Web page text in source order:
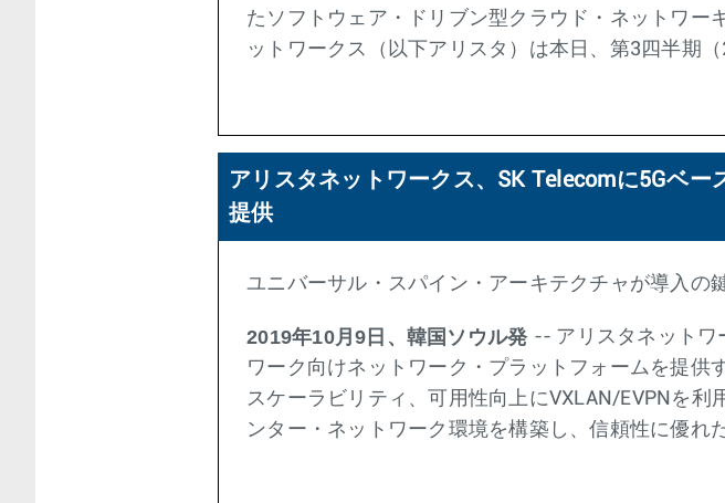
たソフトウェア・ドリブン型クラウド・ネットワー
ットワークス（以下アリスタ）は本日、第3四半期
アリスタネットワークス、SK Telecomに5Gベ
提供
ユニバーサル・スパイン・アーキテクチャが導入の
2019年10月9日、韓国ソウル発 -- アリスタネットワ
ワーク向けネットワーク・プラットフォームを提供
スケーラビリティ、可用性向上にVXLAN/EVPNを
ンター・ネットワーク環境を構築し、信頼性に優れ